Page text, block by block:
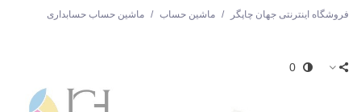
فروشگاه اینترنتی جهان چاپگر / ماشین حساب / ماشین حساب حسابداری
0